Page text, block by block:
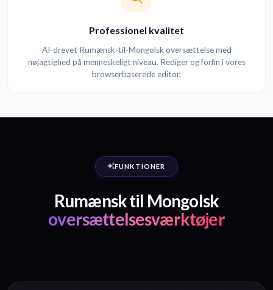
Professionel kvalitet
AI-drevet Rumænsk-til-Mongolsk oversættelse med
nøjagtighed på menneskeligt niveau. Rediger og forfin i vores
browserbaserede editor.
FUNKTIONER
Rumænsk til Mongolsk
oversættelsesværktøjer